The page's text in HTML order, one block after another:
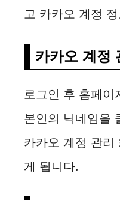
고 카카오 계정
카카오 계정
로그인 후 홈페이
본인의 닉네임을
카카오 계정 관리
게 됩니다.